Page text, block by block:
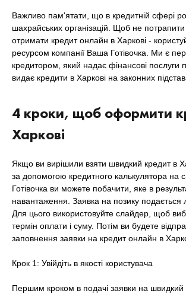
Важливо пам'ятати, що в кредитній сфері
шахрайських організацій. Щоб не потрапити
отримати кредит онлайн в Харкові -
ресурсом компанії Ваша Готівочка. Ми є
кредитором, який надає фінансові послуги
видає кредити в Харкові на законних
4 кроки, щоб оформити
Харкові
Якщо ви вирішили взяти швидкий кредит в
за допомогою кредитного калькулятора на
Готівочка ви можете побачити, яке в
навантаження. Заявка на позику подається
Для цього використовуйте слайдер, щоб
термін оплати і суму. Потім ви будете
заповнення заявки на кредит онлайн в
Крок 1: Увійдіть в якості користувача
Першим кроком в подачі заявки на швидкий